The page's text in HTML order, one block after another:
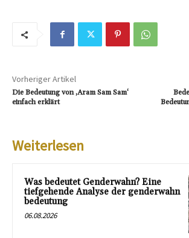
Vorheriger Artikel
Die Bedeutung von ‚Aram Sam Sam‘
einfach erklärt
Weiterlesen
Was bedeutet Genderwahn? Eine
tiefgehende Analyse der genderwahn
bedeutung
06.08.2026